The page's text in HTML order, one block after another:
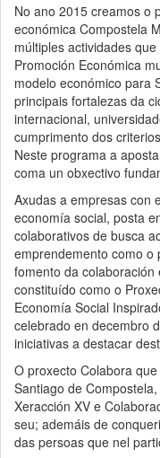
No ano 2015 creamos o
económica Compostela
múltiples actividades
Promoción Económica
modelo económico para
principais fortalezas da
internacional,
cumprimento dos
Neste programa a
coma un obxectivo
Axudas a empresas con
economía social, posta
colaborativos de busca
emprendemento como o
fomento da
constituído como o
Economía Social
celebrado en decembro
iniciativas a destacar
O proxecto Colabora
Santiago de
Xeracción XV e
seu; ademáis de
das persoas que nel